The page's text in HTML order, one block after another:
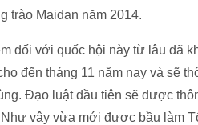
trào Maidan năm 2014.
đối với quốc hội này từ lâu đã
đến tháng 11 năm nay và sẽ
Đạo luật đầu tiên sẽ được
vậy vừa mới được bầu làm